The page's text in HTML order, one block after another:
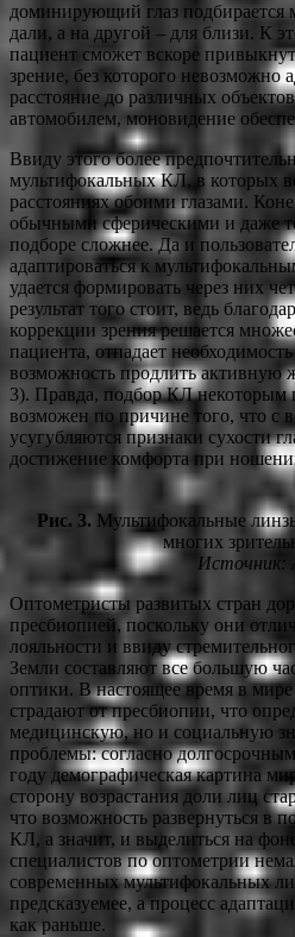
доминирующий глаз подбирается
дали, а на другой – для близи. К
пациент сможет вскоре
зрение, без которого невозможно
расстояние до различных
автомобилем, моновидение
Ввиду этого более
мультифокальных КЛ, в которых
расстояниях обоими глазами.
обычными сферическими и даже
подборе сложнее. Да и
адаптироваться к
удается формировать через них
результат того стоит, ведь
коррекции зрения решается
пациента, отпадает
возможность продлить активную
3). Правда, подбор КЛ некоторым
возможен по причине того, что с
усугубляются признаки сухости
достижение комфорта при
Рис. 3. Мультифокальные
многих
Источник:
Оптометристы развитых стран
пресбиопией, поскольку они
лояльности и ввиду
Земли составляют все большую
оптики. В настоящее время в
страдают от пресбиопии, что
медицинскую, но и социальную
проблемы: согласно
году демографическая картина
сторону возрастания доли лиц
что возможность развернуться в
КЛ, а значит, и выделиться на
специалистов по оптометрии
современных мультифокальных
предсказуемее, а процесс
как раньше.